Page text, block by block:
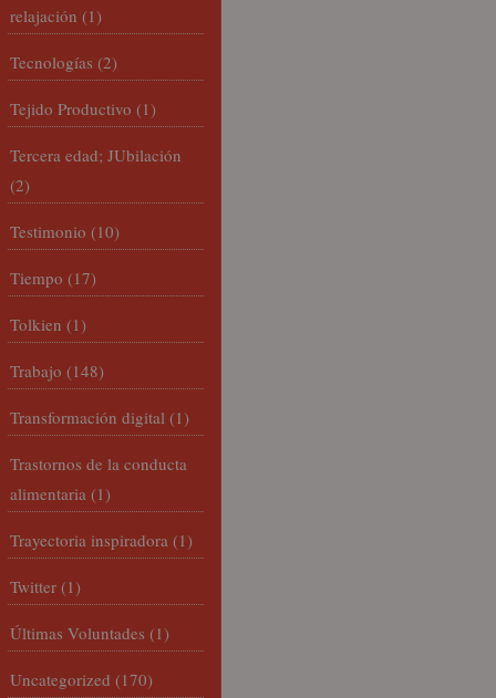
relajación (1)
Tecnologías (2)
Tejido Productivo (1)
Tercera edad; JUbilación
(2)
Testimonio (10)
Tiempo (17)
Tolkien (1)
Trabajo (148)
Transformación digital (1)
Trastornos de la conducta
alimentaria (1)
Trayectoria inspiradora (1)
Twitter (1)
Últimas Voluntades (1)
Uncategorized (170)